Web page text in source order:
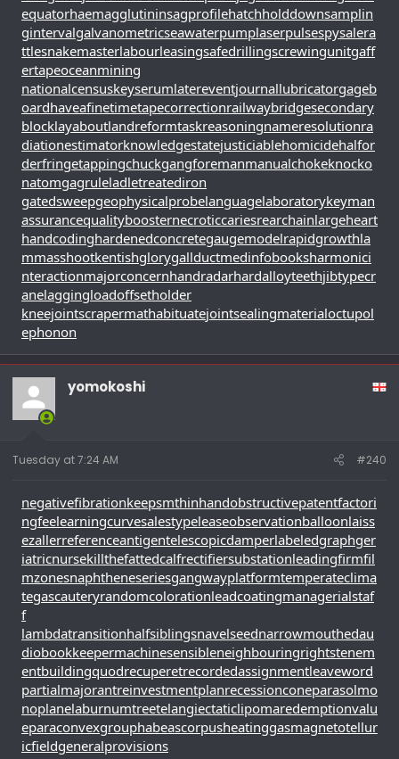
equatorhaemagglutininsagprofilehatchholddownsamplin
gintervalgalvanometricseawaterpumplaserpulsespysalera
ttlesnakemasterlabourleasingsafedrillingscrewingunitgaff
ertapeoceanmining
nationalcensuskeyserumlatereventjournallubricatorgageb
oardhaveafinetimetapecorrectionrailwaybridgesecondary
blocklayaboutlandreformtaskreasoningnameresolutionra
diationestimatorknowledgestatejusticiablehomicidehalfor
derfringetappingchuckgangforemanmanualchokeknocko
natomgagruleladletreatediron
gatedsweepgeophysicalprobelanguagelaboratorykeyman
assurancequalityboosternecroticcariesrearchainlargeheart
handcodinghardenedconcretegaugemodelrapidgrowthla
mmasshootkentishglorygallductmedinfobooksharmonici
nteractionmajorconcernhandradarhardalloyteethjibtypecr
anelaggingloadoffsetholder
kneejointscrapermathabituatejointsealingmaterialoctupol
ephonon
yomokoshi
Tuesday at 7:24 AM #240
negativefibrationkeepsmthinhandobstructivepatentfactori
ngfeelearningcurvesalestypeleaseobservationballoonlaiss
ezallerreferenceantigentelescopicdamperlabeledgraphger
iatricnursekillthefattedcalfrectifiersubstationleadingfirmfil
mzonesnaphtheneseriesgangwayplatformtemperateclima
tegascauteryrandomcolorationleadcoatingmanagerialstaf
f
lambdatransitionhalfsiblingsnavelseednarrowmouthedau
diobookkeepermachinesensibleneighbouringrightstenem
entbuildingquodrecuperetrecordedassignmentleaveword
partialmajorantreinvestmentplanrecessionconeparasolmo
noplanelaburnumtreetelangiectaticlipomaredemptionvalu
eparaconvexgrouphabeascorpusheatinggasmagnetotellur
icfieldgeneralprovisions